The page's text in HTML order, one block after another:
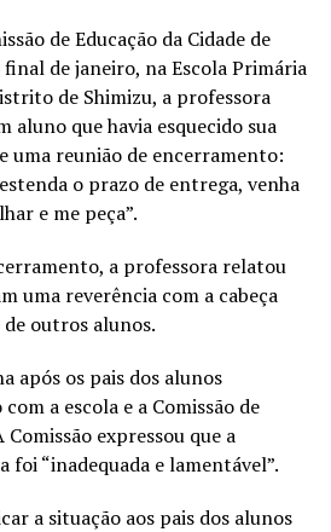
de Educação da Cidade de
de janeiro, na Escola Primária
de Shimizu, a professora
aluno que havia esquecido sua
uma reunião de encerramento:
o prazo de entrega, venha
e me peça”.
a professora relatou
uma reverência com a cabeça
outros alunos.
após os pais dos alunos
a escola e a Comissão de
Comissão expressou que a
foi “inadequada e lamentável”.
a situação aos pais dos alunos